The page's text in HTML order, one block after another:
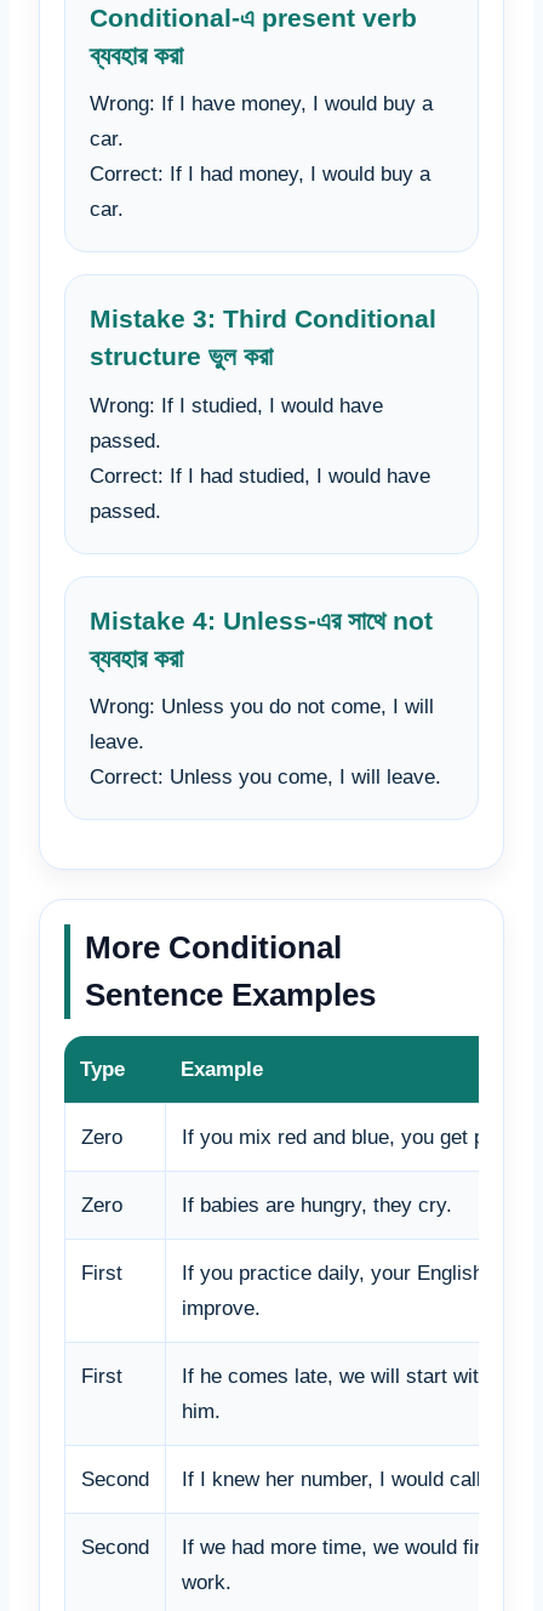
Conditional-এ present verb
ব্যবহার করা
Wrong: If I have money, I would buy a
car.
Correct: If I had money, I would buy a
car.
Mistake 3: Third Conditional
structure ভুল করা
Wrong: If I studied, I would have
passed.
Correct: If I had studied, I would have
passed.
Mistake 4: Unless-এর সাথে not
ব্যবহার করা
Wrong: Unless you do not come, I will
leave.
Correct: Unless you come, I will leave.
More Conditional
Sentence Examples
Type Example
Zero If you mix red and blue, you get purple.
Zero If babies are hungry, they cry.
First
If you practice daily, your English will
improve.
First
If he comes late, we will start without
him.
Second If I knew her number, I would call her.
Second
If we had more time, we would finish
work.